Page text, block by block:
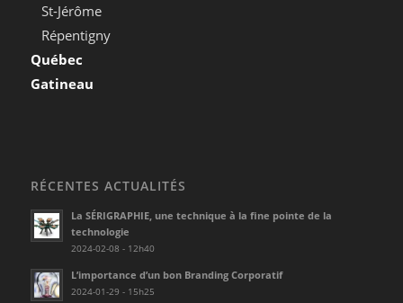
St-Jérôme
Répentigny
Québec
Gatineau
RÉCENTES ACTUALITÉS
La SÉRIGRAPHIE, une technique à la fine pointe de la
technologie
2024-02-08 - 12h40
L’importance d’un bon Branding Corporatif
2024-01-29 - 15h25